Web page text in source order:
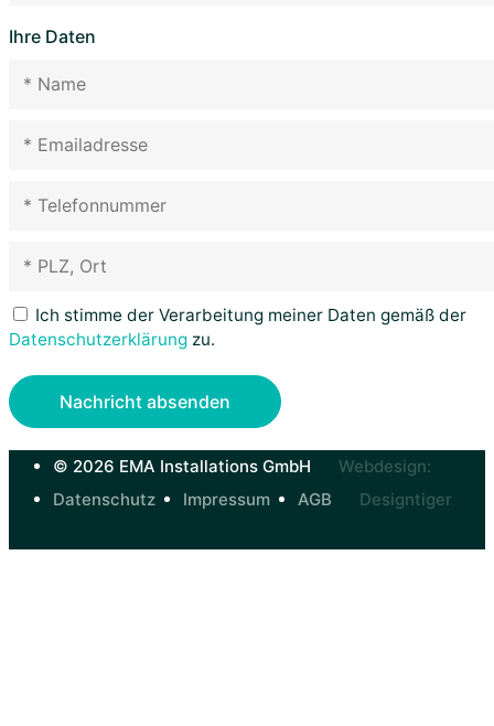
Ihre Daten
Ich stimme der Verarbeitung meiner Daten gemäß der
Datenschutz­erklärung zu.
© 2026 EMA Installations GmbH
Datenschutz
Impressum AGB
Webdesign:
Designtiger